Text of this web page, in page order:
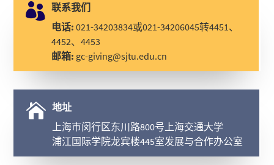
 联系我们
电话: 021-34203834或021-34206045转4451、
4452、4453
邮箱: gc-giving@sjtu.edu.cn
 地址
上海市闵行区东川路800号上海交通大学
浦江国际学院龙宾楼445室发展与合作办公室